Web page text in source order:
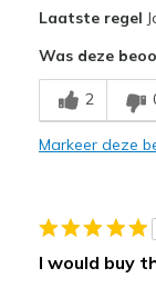
Minpunten
Wear Out Quickly
Special
Laatste regel
Was deze
2
Markeer deze
I would buy